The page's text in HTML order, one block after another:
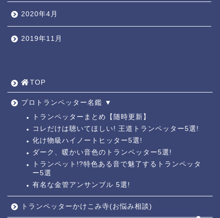
2020年4月
2019年11月
TOP
プロトランペッター名鑑 ▼
トランペッターまとめ【随時更新】
コレだけは聴いてほしい! 王道トランペッター5選!
化け物級ハイノートヒッター5選!
ダーク、暖かい音色のトランペッター5選!
トランペット!?特色ある音で魅了するトランペッタ
ー5選
有名な金管アンサンブル 5選!
トランペッターかけこみ寺(お悩み相談)
トランペッター名鑑 ┫
トランペットの練習法 ┫
お悩み相談回答┛